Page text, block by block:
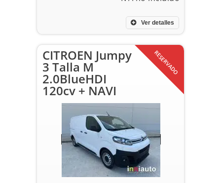
Ver detalles
RESERVADO
CITROEN Jumpy
3 Talla M
2.0BlueHDI
120cv + NAVI